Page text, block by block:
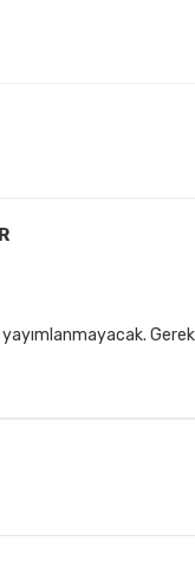
yayımlanmayacak.